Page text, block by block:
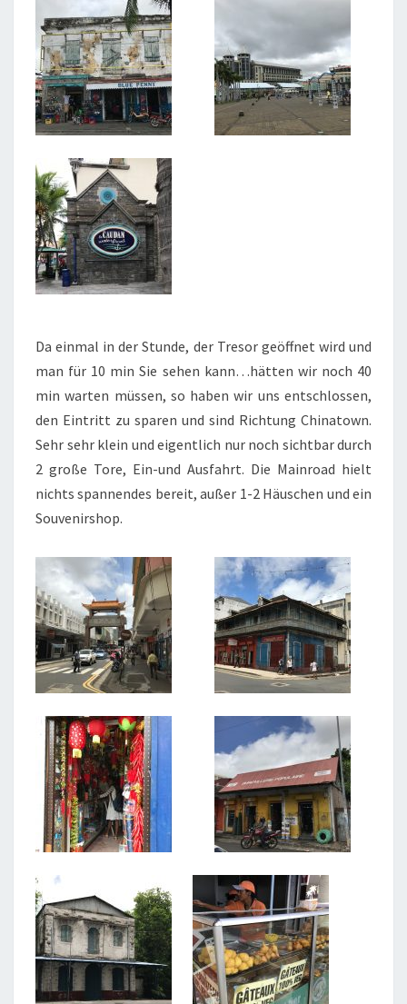
Da einmal in der Stunde, der Tresor geöffnet wird und
man für 10 min Sie sehen kann…hätten wir noch 40
min warten müssen, so haben wir uns entschlossen,
den Eintritt zu sparen und sind Richtung Chinatown.
Sehr sehr klein und eigentlich nur noch sichtbar durch
2 große Tore, Ein-und Ausfahrt. Die Mainroad hielt
nichts spannendes bereit, außer 1-2 Häuschen und ein
Souvenirshop.